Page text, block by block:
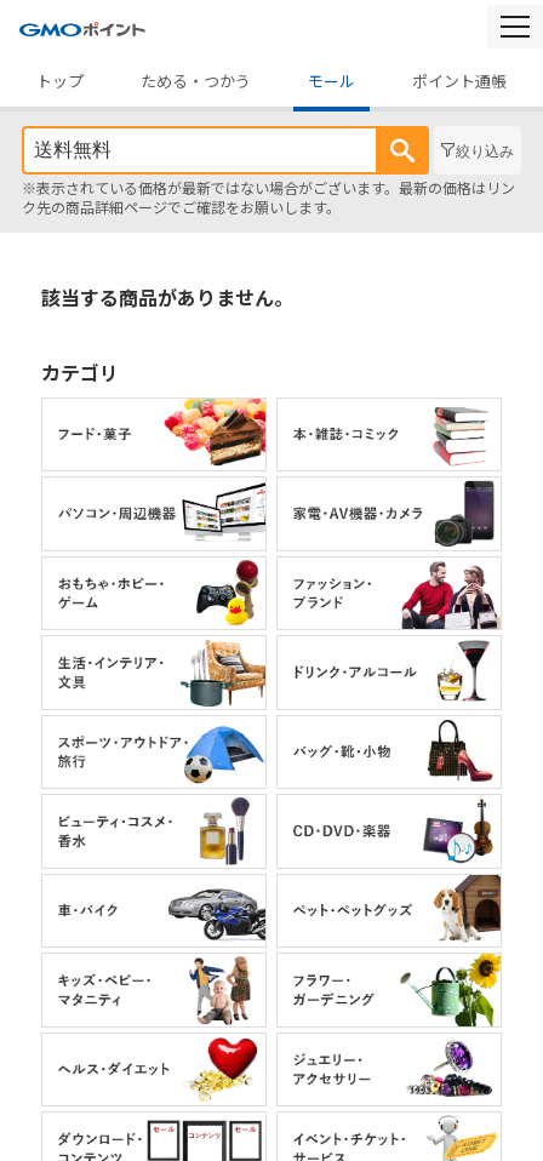
トップ
ためる・つかう モール ポイント通帳
絞り込み
※表示されている価格が最新ではない場合がございます。最新の価格はリン
ク先の商品詳細ページでご確認をお願いします。
該当する商品がありません。
カテゴリ